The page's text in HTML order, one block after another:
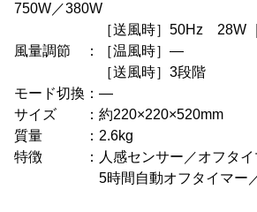
750W／380W
［送風時］50Hz 28W ｜
風量調節 ：［温風時］―
［送風時］3段階
モード切換：―
サイズ ：約220×220×520mm
質量 ：2.6kg
特徴 ：人感センサー／オフタイ
5時間自動オフタイマー／脱